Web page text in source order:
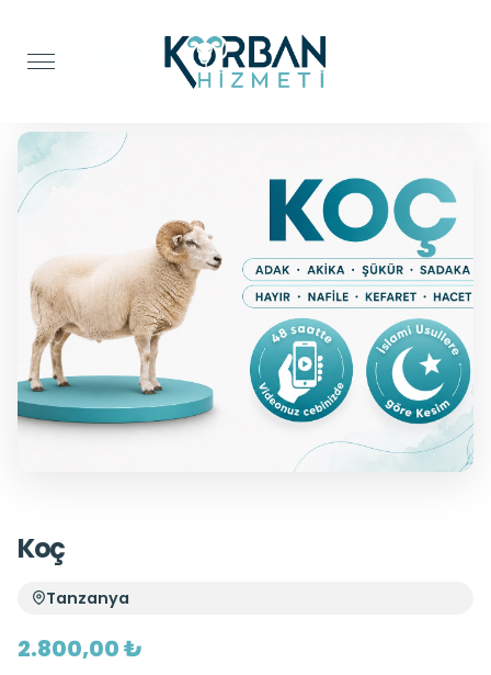
Adak Kurbanı
Koç
Tanzanya
2.800,00 ₺